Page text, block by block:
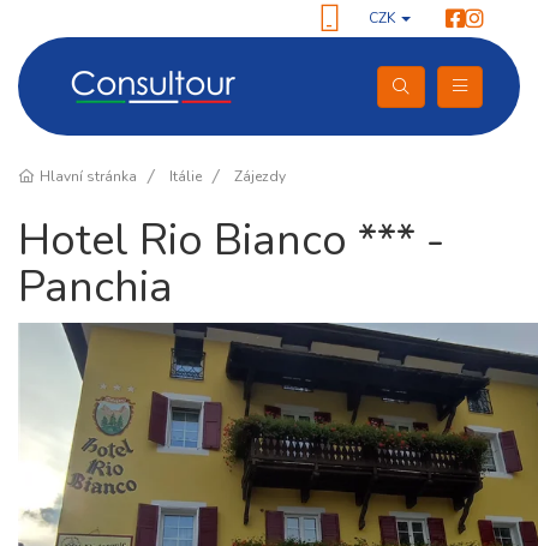
CZK
Hlavní stránka Itálie Zájezdy
Hotel Rio Bianco *** -
Panchia